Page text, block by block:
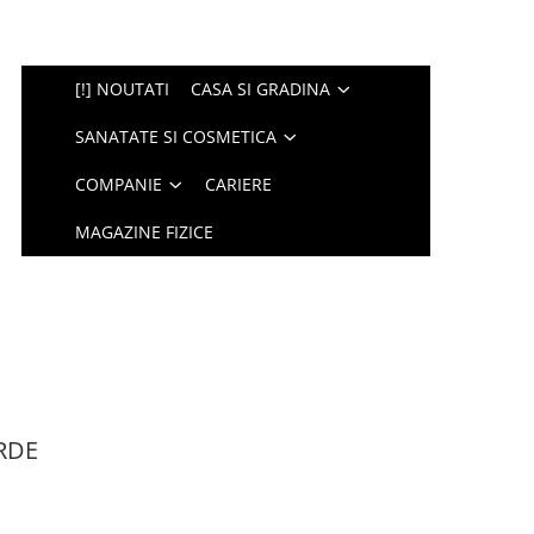
[!] NOUTATI CASA SI GRADINA
SANATATE SI COSMETICA
COMPANIE CARIERE
MAGAZINE FIZICE